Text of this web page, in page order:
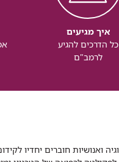
איך מגיעים
כל הדרכים להגיע
לרמב"ם
ואנושיות חוברים יחדיו